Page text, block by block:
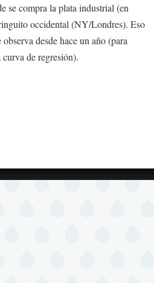
se compra la plata industrial (en
occidental (NY/Londres). Eso
desde hace un año (para
de regresión).